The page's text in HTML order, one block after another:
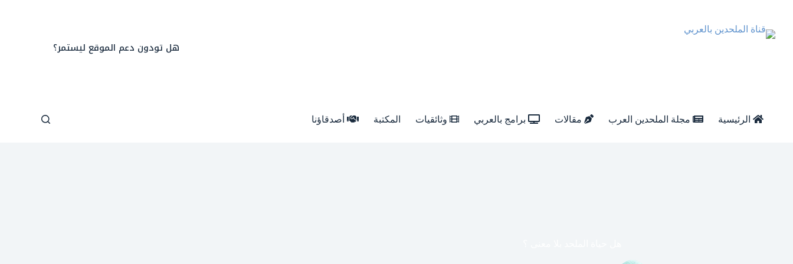
هل تودون دعم الموقع ليستمر؟
الرئيسية مجلة الملحدين العرب مقالات برامج بالعربي وثائقيات المكتبة أصدقاؤنا